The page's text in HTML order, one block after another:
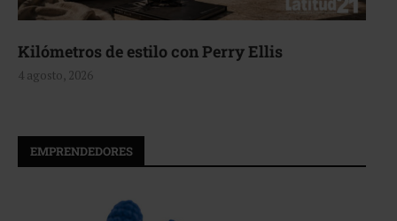
Kilómetros de estilo con Perry Ellis
4 agosto, 2026
EMPRENDEDORES